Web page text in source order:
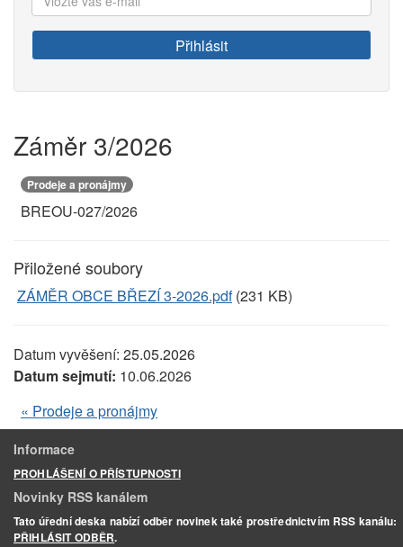
váš
e-
mail:
Přihlásit
Záměr 3/2026
Prodeje a pronájmy
BREOU-027/2026
Přiložené soubory
ZÁMĚR OBCE BŘEZÍ 3-2026.pdf(231 KB)
Datum vyvěšení: 25.05.2026
Datum sejmutí: 10.06.2026
« Prodeje a pronájmy
Informace
PROHLÁŠENÍ O PŘÍSTUPNOSTI
Novinky RSS kanálem
Tato úřední deska nabízí odběr novinek také prostřednictvím RSS kanálu:
PŘIHLÁSIT ODBĚR.